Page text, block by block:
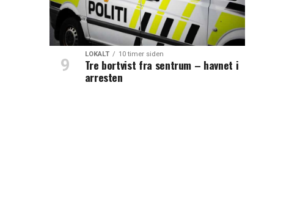
LOKALT 10 timer siden
Tre bortvist fra sentrum – havnet i
arresten